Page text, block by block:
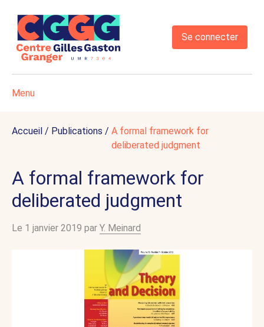
Se connecter
Menu
Accueil / Publications / A formal framework for
deliberated judgment
A formal framework for
deliberated judgment
Le 1 janvier 2019 par Y. Meinard